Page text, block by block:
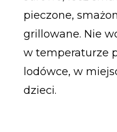
pieczone,
grillowane. Nie
w temperaturze
lodówce, w
dzieci.